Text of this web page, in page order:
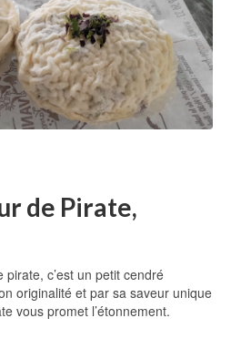
de Pirate,
c’est un petit cendré
originalité et par sa saveur unique
vous promet l’étonnement.